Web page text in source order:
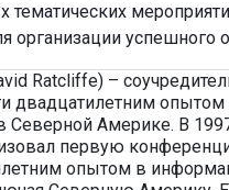
тематических
организации
Ratcliffe) –
двадцатилетним
Северной Америке. В
первую
опытом в